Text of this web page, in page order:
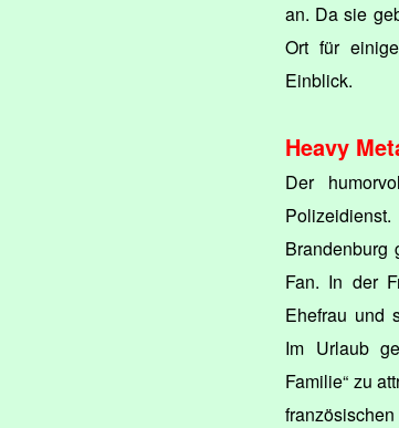
an. Da sie
Ort für
Einblick.
Heavy
Der
Brandenburg
Fan. In der
Ehefrau und
Im Urlaub
Familie“ zu